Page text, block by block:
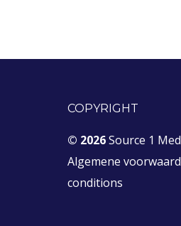
COPYRIGHT
© 2026Source 1
Algemene
conditions